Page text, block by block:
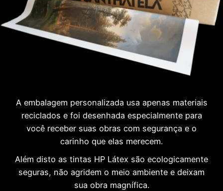
A embalagem personalizada usa apenas materiais
reciclados e foi desenhada especialmente para
você receber suas obras com segurança e o
carinho que elas merecem.
Além disto as tintas HP Látex são ecologicamente
seguras, não agridem o meio ambiente e deixam
sua obra magnífica.